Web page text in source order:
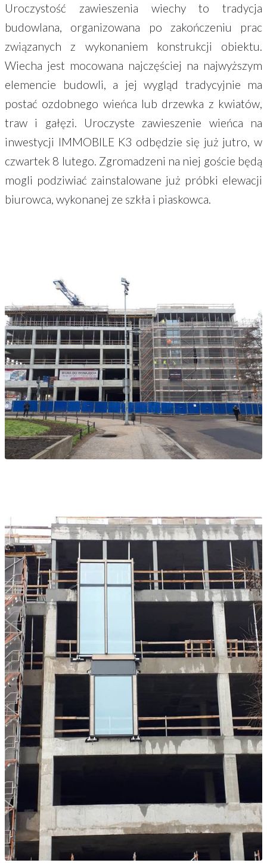
Uroczystość zawieszenia wiechy to tradycja
budowlana, organizowana po zakończeniu prac
związanych z wykonaniem konstrukcji obiektu.
Wiecha jest mocowana najczęściej na najwyższym
elemencie budowli, a jej wygląd tradycyjnie ma
postać ozdobnego wieńca lub drzewka z kwiatów,
traw i gałęzi. Uroczyste zawieszenie wieńca na
inwestycji IMMOBILE K3 odbędzie się już jutro, w
czwartek 8 lutego. Zgromadzeni na niej goście będą
mogli podziwiać zainstalowane już próbki elewacji
biurowca, wykonanej ze szkła i piaskowca.